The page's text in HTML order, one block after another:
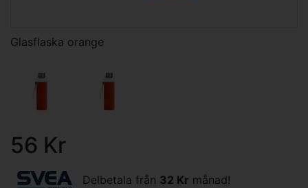
Glasflaska orange
56 Kr
Delbetala från 32 Kr månad!